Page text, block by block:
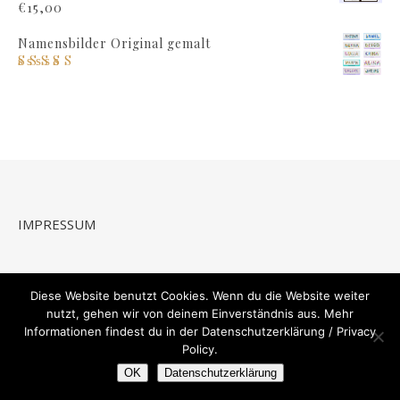
Bewertet mit
5.00
€15,00
Namensbilder Original gemalt
IMPRESSUM
Datenschutzbestimmungen / Privacy Policy
Diese Website benutzt Cookies. Wenn du die Website weiter
nutzt, gehen wir von deinem Einverständnis aus. Mehr
Informationen findest du in der Datenschutzerklärung / Privacy
Policy.
OK Datenschutzerklärung